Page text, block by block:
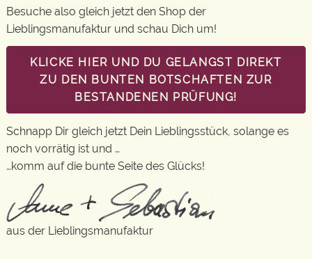
Besuche also gleich jetzt den Shop der
Lieblingsmanufaktur und schau Dich um!
KLICKE HIER UND DU GELANGST DIREKT
ZU DEN BUNTEN BOTSCHAFTEN ZUR
BESTANDENEN PRÜFUNG!
Schnapp Dir gleich jetzt Dein Lieblingsstück, solange es
noch vorrätig ist und …
…komm auf die bunte Seite des Glücks!
aus der Lieblingsmanufaktur